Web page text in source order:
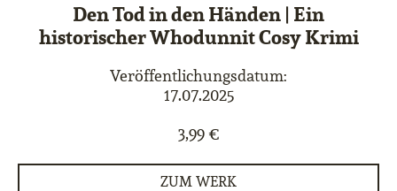
Den Tod in den Händen | Ein
historischer Whodunnit Cosy Krimi
Veröffentlichungsdatum:
17.07.2025
3,99 €
ZUM WERK